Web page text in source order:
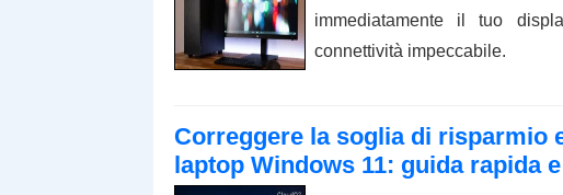
immediatamente il tuo
connettività impeccabile.
Correggere la soglia di risparmio
laptop Windows 11: guida rapida